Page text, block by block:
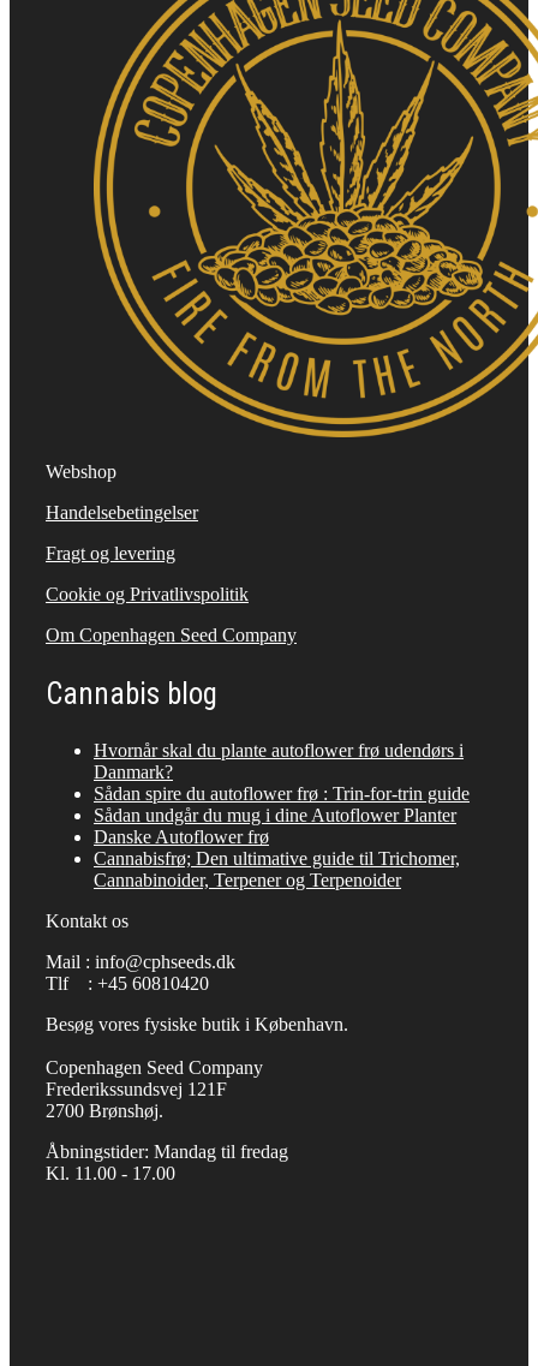
Webshop
Handelsebetingelser
Fragt og levering
Cookie og Privatlivspolitik
Om Copenhagen Seed Company
Cannabis blog
Hvornår skal du plante autoflower frø udendørs i
Danmark?
Sådan spire du autoflower frø : Trin-for-trin guide
Sådan undgår du mug i dine Autoflower Planter
Danske Autoflower frø
Cannabisfrø; Den ultimative guide til Trichomer,
Cannabinoider, Terpener og Terpenoider
Kontakt os
Mail : info@cphseeds.dk
Tlf : +45 60810420
Besøg vores fysiske butik i København.
Copenhagen Seed Company
Frederikssundsvej 121F
2700 Brønshøj.
Åbningstider: Mandag til fredag
Kl. 11.00 - 17.00